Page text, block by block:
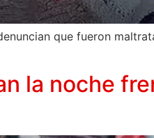
que fueron
la noche